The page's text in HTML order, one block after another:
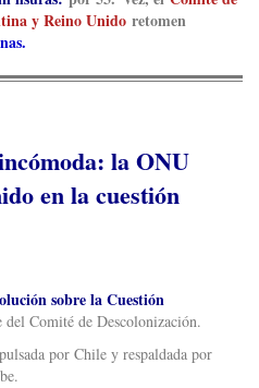
y Reino Unido retomen
la ONU
en la cuestión
sobre la Cuestión
del Comité de Descolonización.
por Chile y respaldada por